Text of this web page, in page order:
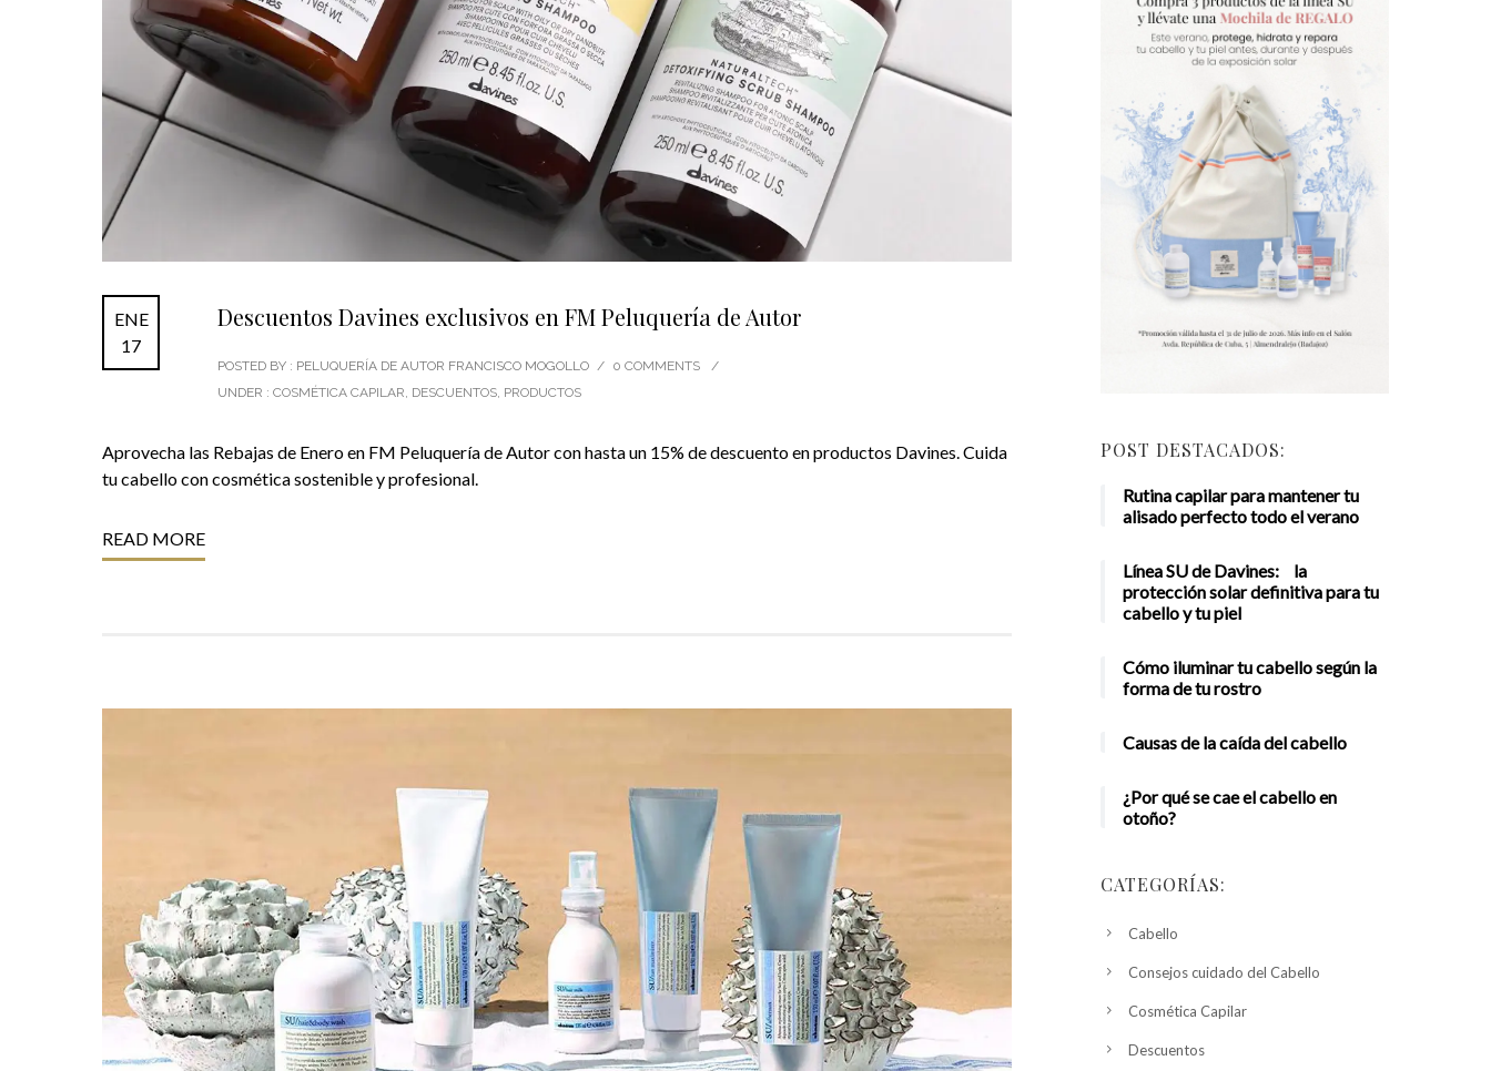
ENE
17
Descuentos Davines exclusivos en FM Peluquería de Autor
POSTED BY : PELUQUERÍA DE AUTOR FRANCISCO MOGOLLO / 0 COMMENTS
/
UNDER : COSMÉTICA CAPILAR, DESCUENTOS, PRODUCTOS
Aprovecha las Rebajas de Enero en FM Peluquería de Autor con hasta un 15% de descuento en productos Davines. Cuida
tu cabello con cosmética sostenible y profesional.
READ MORE
POST DESTACADOS:
Rutina capilar para mantener tu
alisado perfecto todo el verano
Línea SU de Davines: la
protección solar definitiva para tu
cabello y tu piel
Cómo iluminar tu cabello según la
forma de tu rostro
Causas de la caída del cabello
¿Por qué se cae el cabello en
otoño?
CATEGORÍAS:
Cabello
Consejos cuidado del Cabello
Cosmética Capilar
Descuentos